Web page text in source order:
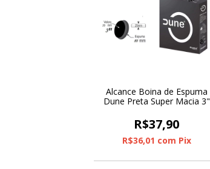
Alcance Boina de Espuma
Dune Preta Super Macia 3"
R$37,90
R$36,01 com Pix